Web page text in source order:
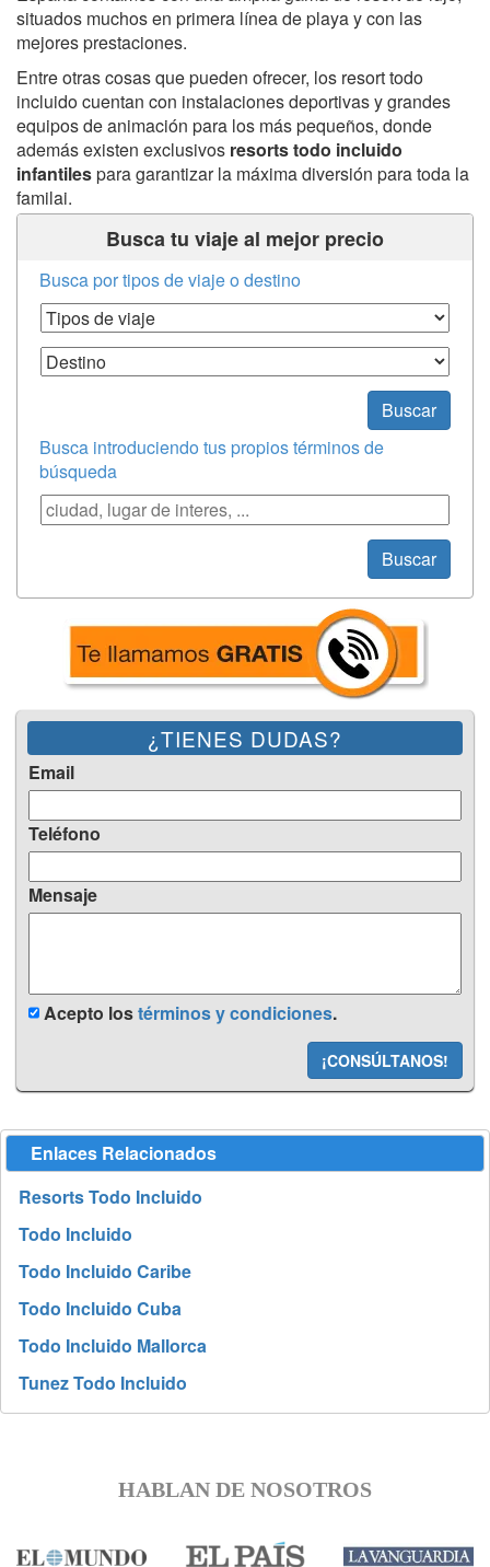
situados muchos en primera línea de playa y con las
mejores prestaciones.
Entre otras cosas que pueden ofrecer, los resort todo
incluido cuentan con instalaciones deportivas y grandes
equipos de animación para los más pequeños, donde
además existen exclusivos resorts todo incluido
infantilespara garantizar la máxima diversión para toda la
familai.
Busca tu viaje al mejor precio
Busca por tipos de viaje o destino
Tipos de Viaje
Destino
Buscar
Busca introduciendo tus propios términos de
búsqueda
Búsqueda
Buscar
¿TIENES DUDAS?
Email
Teléfono
Mensaje
Acepto lostérminos y condiciones.
¡CONSÚLTANOS!
Enlaces Relacionados
Resorts Todo Incluido
Todo Incluido
Todo Incluido Caribe
Todo Incluido Cuba
Todo Incluido Mallorca
Tunez Todo Incluido
HABLAN DE NOSOTROS